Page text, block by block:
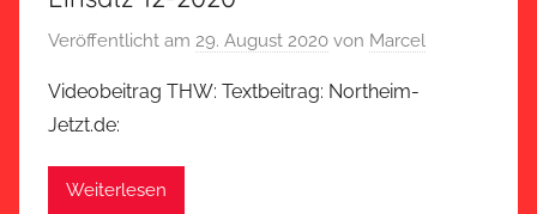
Veröffentlicht am 29. August 2020 von Marcel
Videobeitrag THW: Textbeitrag: Northeim-
Jetzt.de:
Weiterlesen